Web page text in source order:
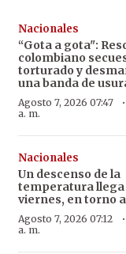
Nacionales
“Gota a gota":
colombiano
torturado y
una banda de
Agosto 7, 2026 07:47
a. m.
·
Nacionales
Un descenso de la
temperatura llega
viernes, en torno a
Agosto 7, 2026 07:12
a. m.
·